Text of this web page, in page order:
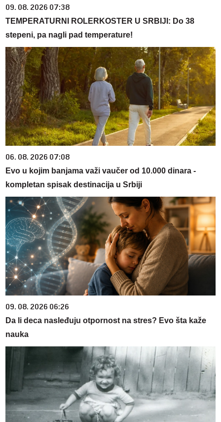
09. 08. 2026 07:38
TEMPERATURNI ROLERKOSTER U SRBIJI: Do 38
stepeni, pa nagli pad temperature!
06. 08. 2026 07:08
Evo u kojim banjama važi vaučer od 10.000 dinara -
kompletan spisak destinacija u Srbiji
09. 08. 2026 06:26
Da li deca nasleđuju otpornost na stres? Evo šta kaže
nauka